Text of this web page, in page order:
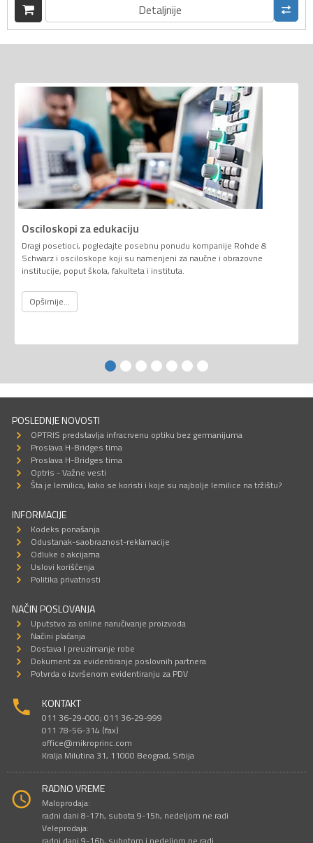
Detaljnije
Osciloskopi za edukaciju
Dragi posetioci, pogledajte posebnu ponudu kompanije Rohde &
Schwarz i osciloskope koji su namenjeni za naučne i obrazovne
institucije, poput škola, fakulteta i instituta.
Opširnije...
POSLEDNJE NOVOSTI
OPTRIS predstavlja infracrvenu optiku bez germanijuma
Proslava H-Bridges tima
Proslava H-Bridges tima
Optris - Važne vesti
Šta je lemilica, kako se koristi i koje su najbolje lemilice na tržištu?
INFORMACIJE
Kodeks ponašanja
Odustanak-saobraznost-reklamacije
Odluke o akcijama
Uslovi korišćenja
Politika privatnosti
NAČIN POSLOVANJA
Uputstvo za online naručivanje proizvoda
Načini plaćanja
Dostava I preuzimanje robe
Dokument za evidentiranje poslovnih partnera
Potvrda o izvršenom evidentiranju za PDV
KONTAKT
011 36-29-000; 011 36-29-999
011 78-56-314 (fax)
office@mikroprinc.com
Kralja Milutina 31, 11000 Beograd, Srbija
RADNO VREME
Maloprodaja:
radni dani 8-17h, subota 9-15h, nedeljom ne radi
Veleprodaja: